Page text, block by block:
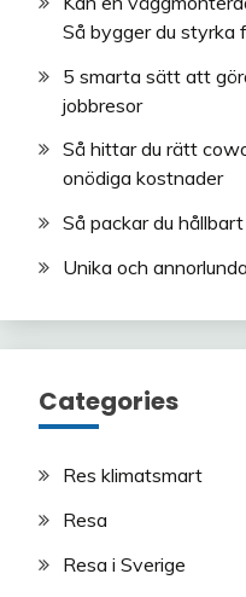
Så bygger du styrka
5 smarta sätt att
jobbresor
Så hittar du rätt
onödiga kostnader
Så packar du
Unika och
Categories
Res klimatsmart
Resa
Resa i Sverige